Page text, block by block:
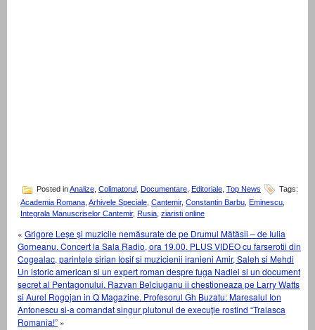
Posted inAnalize Colimatorul Documentare Editoriale Top News
Tags:
Academia Romana, Arhivele Speciale, Cantemir, Constantin Barbu, Eminescu,
Integrala Manuscriselor Cantemir, Rusia, ziaristi online
« Grigore Leşe şi muzicile nemăsurate de pe Drumul Mătăsii – de Iulia
Gorneanu. Concert la Sala Radio, ora 19.00. PLUS VIDEO cu farserotii din
Cogealac, parintele sirian Iosif si muzicienii iranieni Amir, Saleh si Mehdi
Un istoric american si un expert roman despre fuga Nadiei si un document
secret al Pentagonului. Razvan Belciuganu ii chestioneaza pe Larry Watts
si Aurel Rogojan in Q Magazine. Profesorul Gh Buzatu: Maresalul Ion
Antonescu si-a comandat singur plutonul de execuţie rostind “Traiasca
Romania!” »